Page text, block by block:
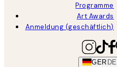
Programme
Art Awards
Anmeldung (geschäftlich)
GER